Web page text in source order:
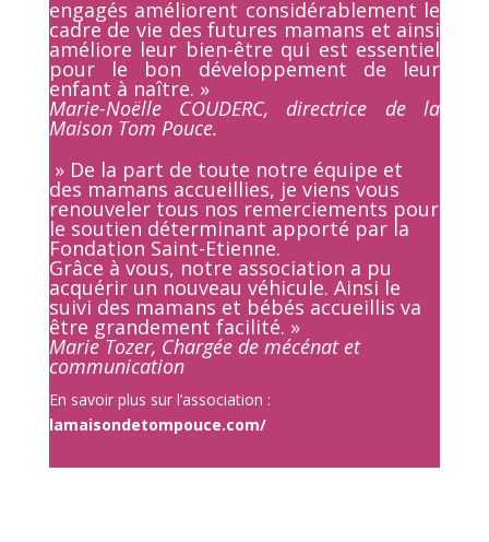
engagés améliorent considérablement le
cadre de vie des futures mamans et ainsi
améliore leur bien-être qui est essentiel
pour le bon développement de leur
enfant à naître. »
Marie-Noëlle COUDERC, directrice de la
Maison Tom Pouce.
» De la part de toute notre équipe et
des mamans accueillies, je viens vous
renouveler tous nos remerciements pour
le soutien déterminant apporté par la
Fondation Saint-Etienne.
Grâce à vous, notre association a pu
acquérir un nouveau véhicule. Ainsi le
suivi des mamans et bébés accueillis va
être grandement facilité. »
Marie Tozer, Chargée de mécénat et
communication
En savoir plus sur l’association :
lamaisondetompouce.com/